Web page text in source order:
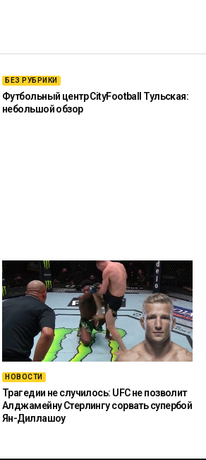
БЕЗ РУБРИКИ
Футбольный центр CityFootball Тульская:
небольшой обзор
НОВОСТИ
Трагедии не случилось: UFC не позволит
Алджамейну Стерлингу сорвать супербой
Ян-Диллашоу